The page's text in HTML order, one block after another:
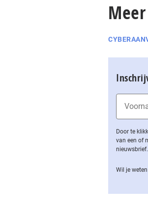
Door te
van een of
nieuwsbrief.
Wil je